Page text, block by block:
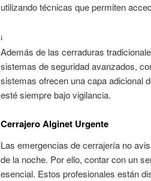
utilizando técnicas que permiten
¡
Además de las cerraduras
sistemas de seguridad avanzados,
sistemas ofrecen una capa adicional
esté siempre bajo vigilancia.
Cerrajero Alginet Urgente
Las emergencias de cerrajería no
de la noche. Por ello, contar con un
esencial. Estos profesionales están